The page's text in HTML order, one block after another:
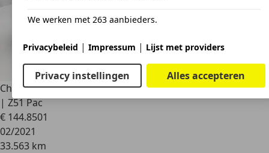
Chevrolet CorvetteC8 Stingray Convertible 6.2L V8 | 495 PK
| Z51 Pac
€ 144.8501
02/2021
33.563 km
We werken met 263 aanbieders.
Privacybeleid | Impressum | Lijst met providers
Privacy instellingen Alles accepteren